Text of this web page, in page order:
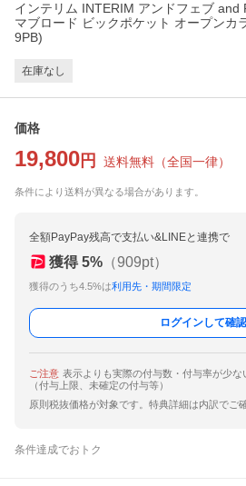
インテリム INTERIM アンドフェブ and
マブロード ビックポケット オープンカ
9PB)
在庫なし
価格
19,800 円 送料無料 （全国一律）
条件により送料が異なる場合があります。
全額PayPay残高で支払い&LINEと連携で
獲得 5% （909pt）
獲得のうち4.5%は利用先・期間限定
ログインして確認
ご注意 表示よりも実際の付与数・付与率が少な
（付与上限、未確定の付与等）
原則税抜価格が対象です。特典詳細は内訳でご
条件達成でおトク